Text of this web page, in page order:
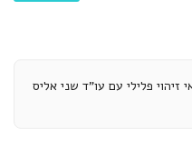
זיהוי פלילי עם עו"ד שני אליס